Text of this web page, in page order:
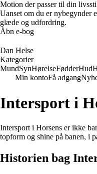
Motion der passer til din
Uanset om du er nybegynder
glæde og udfordring.
Åbn e-bog
Dan Helse
Kategorier
MundSynHørelseFødderHud
Min kontoFå adgang
Intersport i
Intersport i Horsens er ikke
topform og shine på banen, i
Historien bag